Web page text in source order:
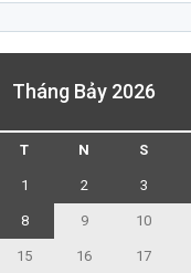
Tháng Bảy 2026
T N S
1 2 3
8 9 10
15 16 17